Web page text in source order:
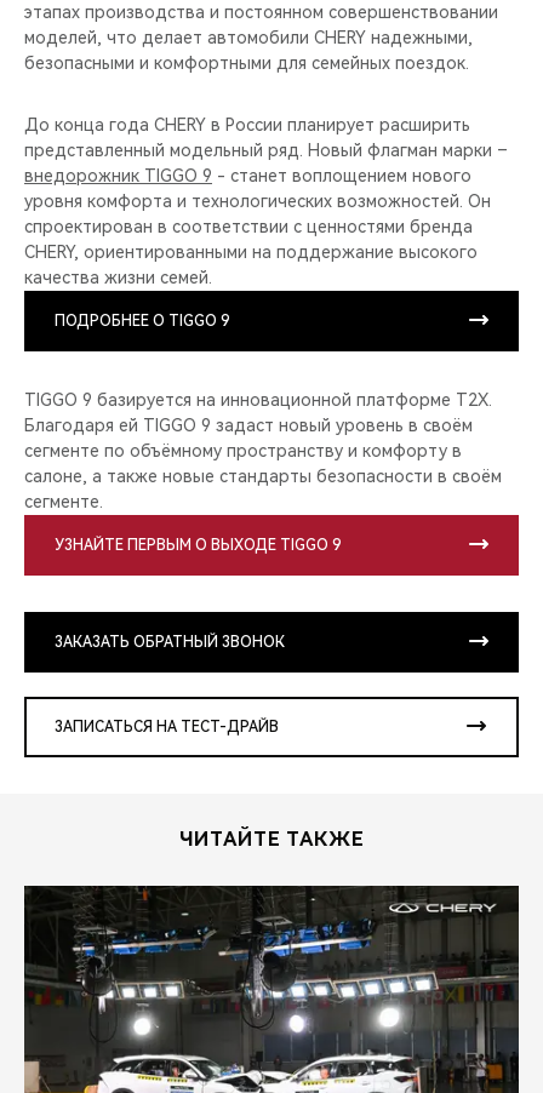
этапах производства и постоянном совершенствовании
моделей, что делает автомобили CHERY надежными,
безопасными и комфортными для семейных поездок.
До конца года CHERY в России планирует расширить
представленный модельный ряд. Новый флагман марки –
внедорожник TIGGO 9 - станет воплощением нового
уровня комфорта и технологических возможностей. Он
спроектирован в соответствии с ценностями бренда
CHERY, ориентированными на поддержание высокого
качества жизни семей.
ПОДРОБНЕЕ О TIGGO 9
TIGGO 9 базируется на инновационной платформе T2X.
Благодаря ей TIGGO 9 задаст новый уровень в своём
сегменте по объёмному пространству и комфорту в
салоне, а также новые стандарты безопасности в своём
сегменте.
УЗНАЙТЕ ПЕРВЫМ О ВЫХОДЕ TIGGO 9
ЗАКАЗАТЬ ОБРАТНЫЙ ЗВОНОК
ЗАПИСАТЬСЯ НА ТЕСТ-ДРАЙВ
ЧИТАЙТЕ ТАКЖЕ